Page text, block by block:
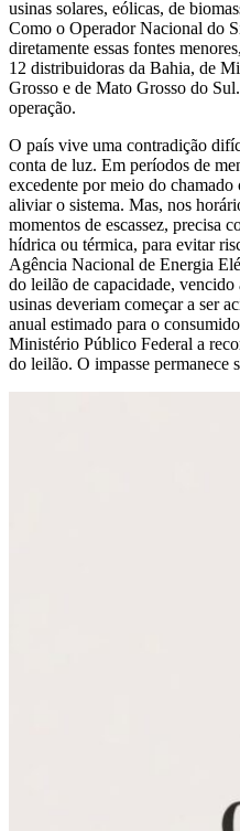
usinas solares, eólicas, de
Como o Operador Nacional do
diretamente essas fontes
12 distribuidoras da Bahia, de
Grosso e de Mato Grosso do
operação.
O país vive uma contradição
conta de luz. Em períodos de
excedente por meio do
aliviar o sistema. Mas, nos
momentos de escassez, precisa
hídrica ou térmica, para evitar
Agência Nacional de Energia
do leilão de capacidade, vencido
usinas deveriam começar a ser
anual estimado para o
Ministério Público Federal a
do leilão. O impasse permanece